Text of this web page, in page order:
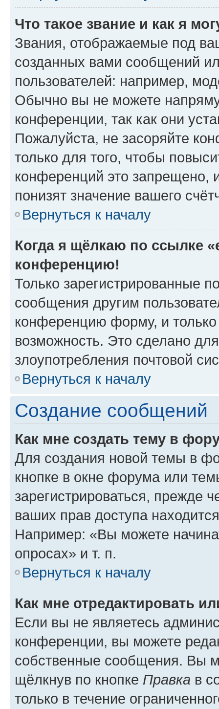
Что такое звание и как я
Звания, отображаемые под
созданных вами сообщений
пользователей: например,
Обычно вы не можете
конференции, так как они
Пожалуйста, не засоряйте
только для того, чтобы
конференций это запрещено,
понизят значение вашего
Вернуться к началу
Когда я щёлкаю по ссылке
конференцию!
Только зарегистрированные
сообщения другим
конференцию форму, и
возможность. Это сделано
злоупотребления почтовой
Вернуться к началу
Создание сообщений
Как мне создать тему в
Для создания новой темы в
кнопке в окне форума или
зарегистрироваться, прежде
ваших прав доступа
Например: «Вы можете
опросах» и т. п.
Вернуться к началу
Как мне отредактировать
Если вы не являетесь
конференции, вы можете
собственные сообщения. Вы
щёлкнув по кнопке Правка в
только в течение